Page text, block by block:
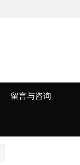
留言与咨询